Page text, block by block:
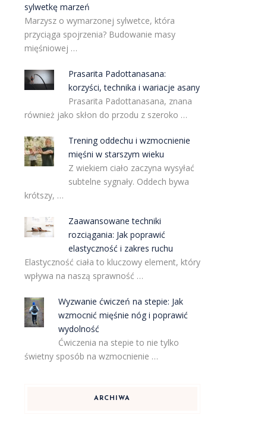
sylwetkę marzeń
Marzysz o wymarzonej sylwetce, która
przyciąga spojrzenia? Budowanie masy
mięśniowej …
Prasarita Padottanasana:
korzyści, technika i wariacje asany
Prasarita Padottanasana, znana
również jako skłon do przodu z szeroko …
Trening oddechu i wzmocnienie
mięśni w starszym wieku
Z wiekiem ciało zaczyna wysyłać
subtelne sygnały. Oddech bywa
krótszy, …
Zaawansowane techniki
rozciągania: Jak poprawić
elastyczność i zakres ruchu
Elastyczność ciała to kluczowy element, który
wpływa na naszą sprawność …
Wyzwanie ćwiczeń na stepie: Jak
wzmocnić mięśnie nóg i poprawić
wydolność
Ćwiczenia na stepie to nie tylko
świetny sposób na wzmocnienie …
ARCHIWA